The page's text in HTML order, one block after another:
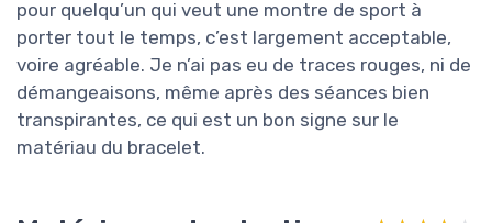
pour quelqu’un qui veut une montre de sport à
porter tout le temps, c’est largement acceptable,
voire agréable. Je n’ai pas eu de traces rouges, ni de
démangeaisons, même après des séances bien
transpirantes, ce qui est un bon signe sur le
matériau du bracelet.